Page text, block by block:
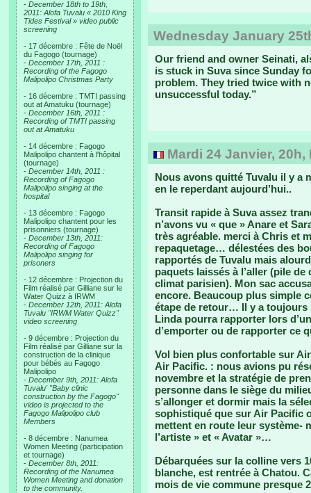
- December 18th to 19th,
2011: Alofa Tuvalu « 2010 King
Tides Festival » video public
screening
- 17 décembre : Fête de Noël
du Fagogo (tournage)
- December 17th, 2011 :
Recording of the Fagogo
Malipolipo Christmas Party
- 16 décembre : TMTI passing
out at Amatuku (tournage)
- December 16th, 2011 :
Recording of TMTI passing
out at Amatuku
- 14 décembre : Fagogo
Malipolipo chantent à l'hôpital
(tournage)
- December 14th, 2011 :
Recording of Fagogo
Malipolipo singing at the
hospital
- 13 décembre : Fagogo
Malipolipo chantent pour les
prisonniers (tournage)
- December 13th, 2011:
Recording of Fagogo
Malipolipo singing for
prisoners
- 12 décembre : Projection du
Film réalisé par Gilliane sur le
Water Quizz à IRWM
- December 12th, 2011: Alofa
Tuvalu "IRWM Water Quizz"
video screening
- 9 décembre : Projection du
Film réalisé par Gilliane sur la
construction de la clinique
pour bébés au Fagogo
Malipolipo
- December 9th, 2011: Alofa
Tuvalu' "Baby clinic
construction by the Fagogo"
video is projected to the
Fagogo Malipolipo club
Members
- 8 décembre : Nanumea
Women Meeting (participation
et tournage)
- December 8th, 2011:
Recording of the Nanumea
Women Meeting and donation
to the community.
Wednesday January
Our friend and owner Seinati,
is stuck in Suva since Sunday
problem. They tried twice with
unsuccessful today.”
Mardi 24 Janvier,
Nous avons quitté Tuvalu il y a
en le reperdant aujourd’hui..
Transit rapide à Suva assez
n’avons vu « que » Anare et
très agréable. merci à Chris et
repaquetage… délestées des
rapportés de Tuvalu mais
paquets laissés à l’aller (pile
climat parisien). Mon sac
encore. Beaucoup plus simple
étape de retour… Il y a toujours
Linda pourra rapporter lors
d’emporter ou de rapporter ce
Vol bien plus confortable sur
Air Pacific. : nous avions pu
novembre et la stratégie de
personne dans le siège du
s’allonger et dormir mais la
sophistiqué que sur Air Pacific
mettent en route leur système-
l’artiste » et « Avatar »…
Débarquées sur la colline vers
blanche, est rentrée à Chatou.
mois de vie commune presque